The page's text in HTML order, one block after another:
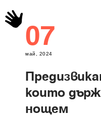
07
май, 2024
които
нощем